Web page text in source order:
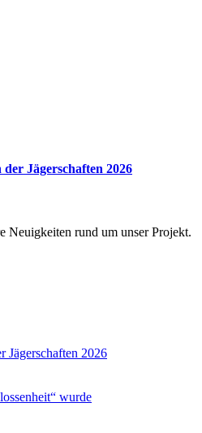
Jägerschaften 2026
Neuigkeiten rund um unser Projekt.
Jägerschaften 2026
wurde